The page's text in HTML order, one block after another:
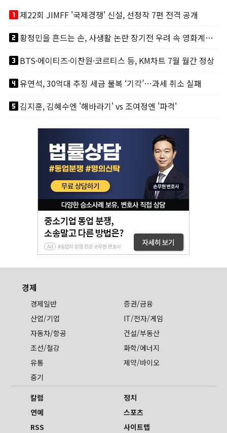
looks_one제22회 JIMFF '국제경쟁' 신설, 선정작 7편 전격 공개
looks_two
황정민을 흔드는 손, 사생활 논란 장기전 우려 속 영화계도 리스크
looks_3BTS·에이티즈·이찬원·코르티스 등, KM차트 7월 월간 정상
looks_4유연석, 30억대 추징 세금 불복 ‘기각’…과세 취소 실패
looks_5김지훈, 김혜수엔 '해바라기' vs 조여정엔 '파격'
경제
경제일반
증권/금융
산업/기업
IT/전자/게임
자동차/항공
건설/부동산
조선/철강
화학/에너지
유통
제약/바이오
중기
칼럼
정치
연예
스포츠
RSS
사이트맵